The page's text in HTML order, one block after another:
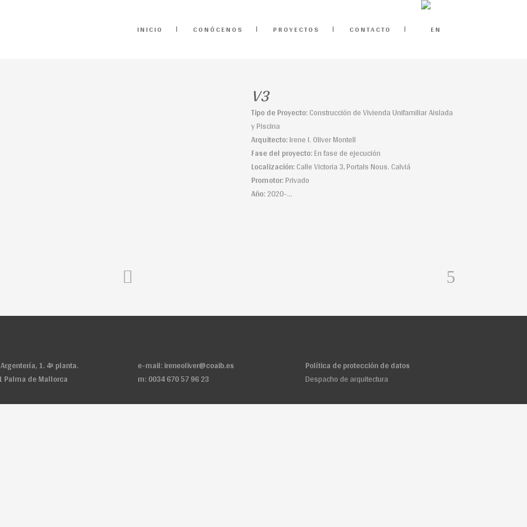
INICIO CONÓCENOS PROYECTOS CONTACTO
V3
Tipo de Proyecto:Construcción de Vivienda Unifamiliar Aislada
y Piscina
Arquitecto:Irene I. Oliver Montell
Fase del proyecto:En fase de ejecución
Localización:Calle Victoria 3, Portals Nous. Calviá
Promotor:Privado
Año:2020-…
1. 4ª planta.
Palma de Mallorca
e-mail:ireneoliver@coaib.es
m: 0034 670 57 96 23
Política de protección de datos
Despacho de arquitectura